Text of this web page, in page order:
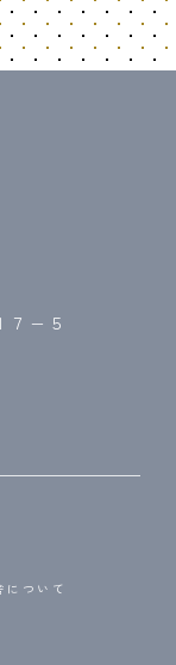
７−５
について